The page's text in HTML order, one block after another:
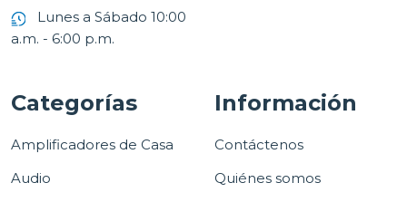
Lunes a Sábado 10:00
a.m. - 6:00 p.m.
Categorías
Amplificadores de Casa
Audio
Información
Contáctenos
Quiénes somos